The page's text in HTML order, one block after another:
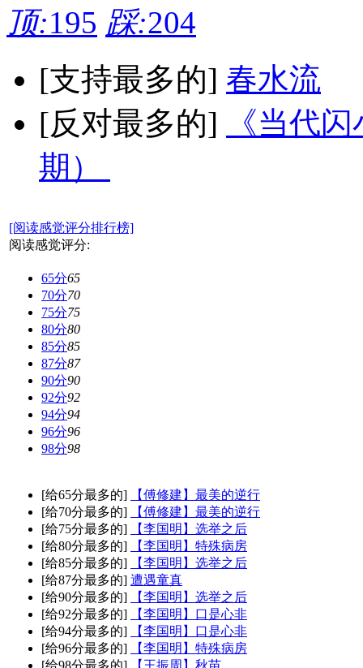
顶:195 踩:204
[支持最多的] 春水流
[反对最多的]
《当代
期）
[阅读感觉评分排行榜]
阅读感觉评分:
65分65
70分70
75分75
80分80
85分85
87分87
90分90
92分92
94分94
96分96
98分98
[给65分最多的]
【傅修建】最美的逆行
[给70分最多的]
【傅修建】最美的逆行
[给75分最多的]
【李国明】选举之后
[给80分最多的]
【李国明】特殊病房
[给85分最多的]
【李国明】选举之后
[给87分最多的] 遭遇童真
[给90分最多的]
【李国明】选举之后
[给92分最多的]
【李国明】口是心非
[给94分最多的]
【李国明】口是心非
[给96分最多的]
【李国明】特殊病房